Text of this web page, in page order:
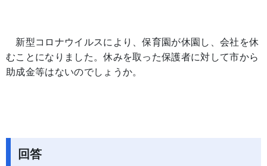
新型コロナウイルスにより、保育園が休園し、会社を休
むことになりました。休みを取った保護者に対して市から
助成金等はないのでしょうか。
回答